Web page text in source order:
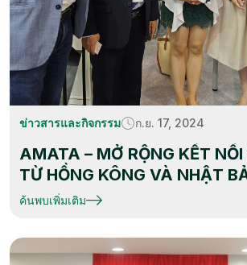
ข่าวสารและกิจกรรม ก.ย. 17, 2024
AMATA – MỞ RỘNG KẾT
TỪ HỒNG KÔNG VÀ NHẬT
ค้นพบเพิ่มเติม